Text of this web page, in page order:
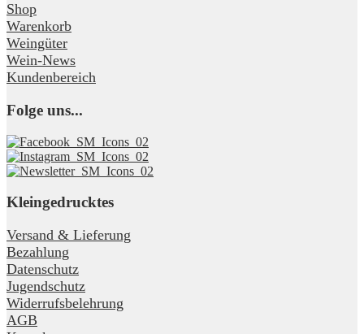
Shop
Warenkorb
Weingüter
Wein-News
Kundenbereich
Folge uns...
Kleingedrucktes
Versand & Lieferung
Bezahlung
Datenschutz
Jugendschutz
Widerrufsbelehrung
AGB